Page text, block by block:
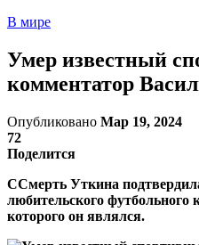
В мире
Умер известный
комментатор
Опубликовано Мар 19, 2024
72
Поделится
ССмерть Уткина
любительского
которого он являлся.